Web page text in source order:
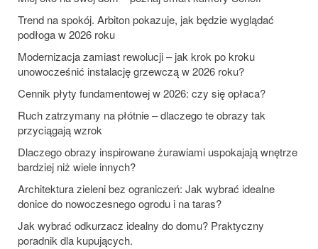
Trend na spokój. Arbiton pokazuje, jak będzie wyglądać
podłoga w 2026 roku
Modernizacja zamiast rewolucji – jak krok po kroku
unowocześnić instalację grzewczą w 2026 roku?
Cennik płyty fundamentowej w 2026: czy się opłaca?
Ruch zatrzymany na płótnie – dlaczego te obrazy tak
przyciągają wzrok
Dlaczego obrazy inspirowane żurawiami uspokajają wnętrze
bardziej niż wiele innych?
Architektura zieleni bez ograniczeń: Jak wybrać idealne
donice do nowoczesnego ogrodu i na taras?
Jak wybrać odkurzacz idealny do domu? Praktyczny
poradnik dla kupujących.